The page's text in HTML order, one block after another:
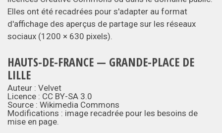
Elles ont été recadrées pour s'adapter au format
d'affichage des aperçus de partage sur les réseaux
sociaux (1200 × 630 pixels).
HAUTS-DE-FRANCE — GRANDE-PLACE DE
LILLE
Auteur : Velvet
Licence : CC BY-SA 3.0
Source : Wikimedia Commons
Modifications : image recadrée pour les besoins de
mise en page.